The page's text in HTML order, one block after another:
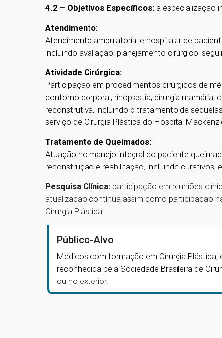
4.2 – Objetivos Específicos: a especialização
Atendimento:
Atendimento ambulatorial e hospitalar de
incluindo avaliação, planejamento cirúrgico,
Atividade Cirúrgica:
Participação em procedimentos cirúrgicos de
contorno corporal, rinoplastia, cirurgia mamária,
reconstrutiva, incluindo o tratamento de
serviço de Cirurgia Plástica do Hospital
Tratamento de Queimados:
Atuação no manejo integral do paciente
reconstrução e reabilitação, incluindo curativos,
Pesquisa Clínica: participação em reuniões
atualização contínua assim como participação
Cirurgia Plástica.
Público-Alvo
Médicos com formação em Cirurgia Plástica,
reconhecida pela Sociedade Brasileira de
ou no exterior.